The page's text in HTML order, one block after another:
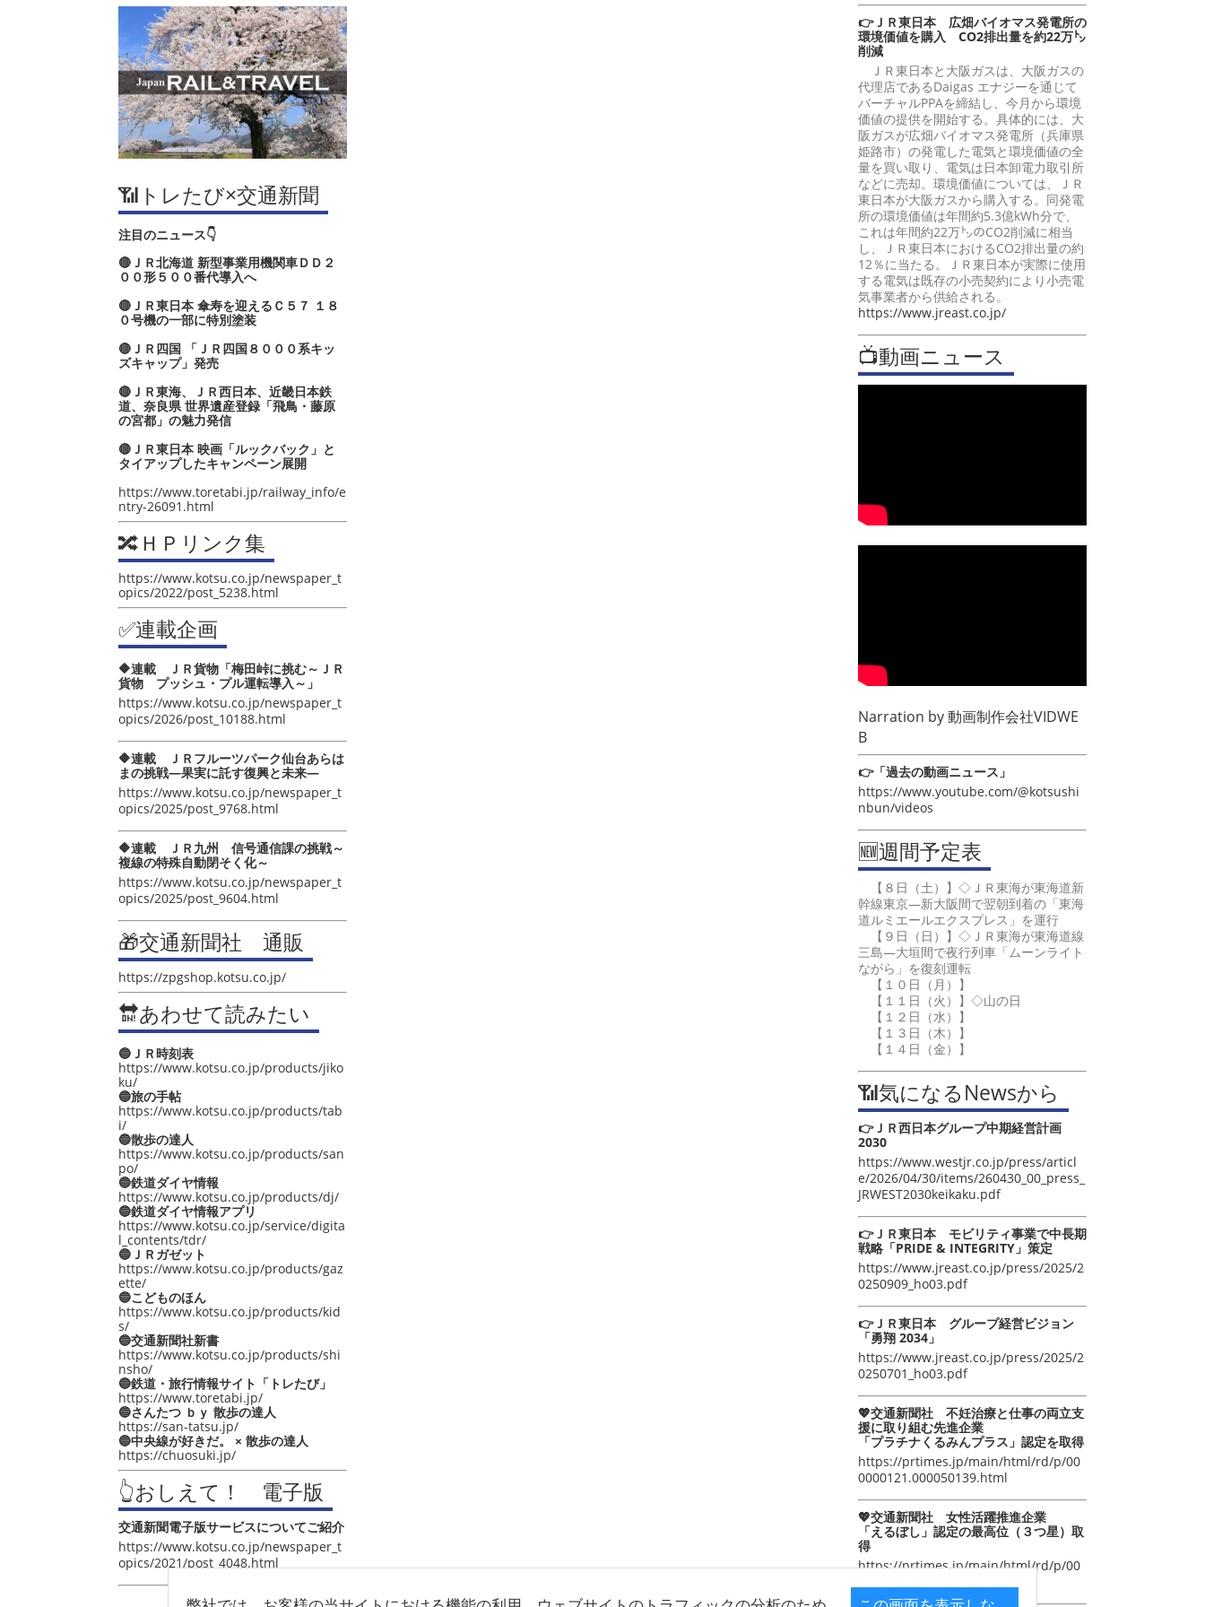
📶トレたび×交通新聞
注目のニュース👇
🔴ＪＲ北海道 新型事業用機関車ＤＤ２
００形５００番代導入へ
🔴ＪＲ東日本 傘寿を迎えるＣ５７ １８
０号機の一部に特別塗装
🔴ＪＲ四国 「ＪＲ四国８０００系キッ
ズキャップ」発売
🔴ＪＲ東海、ＪＲ西日本、近畿日本鉄
道、奈良県 世界遺産登録「飛鳥・藤原
の宮都」の魅力発信
🔴ＪＲ東日本 映画「ルックバック」と
タイアップしたキャンペーン展開
https://www.toretabi.jp/railway_info/e
ntry-26091.html
🔀ＨＰリンク集
https://www.kotsu.co.jp/newspaper_t
opics/2022/post_5238.html
✅連載企画
🔶連載 ＪＲ貨物「梅田峠に挑む～ＪＲ
貨物 プッシュ・プル運転導入～」
https://www.kotsu.co.jp/newspaper_t
opics/2026/post_10188.html
🔶連載 ＪＲフルーツパーク仙台あらは
まの挑戦―果実に託す復興と未来―
https://www.kotsu.co.jp/newspaper_t
opics/2025/post_9768.html
🔶連載 ＪＲ九州 信号通信課の挑戦～
複線の特殊自動閉そく化～
https://www.kotsu.co.jp/newspaper_t
opics/2025/post_9604.html
🎁交通新聞社 通販
https://zpgshop.kotsu.co.jp/
🔛あわせて読みたい
🔵ＪＲ時刻表
https://www.kotsu.co.jp/products/jiko
ku/
🔵旅の手帖
https://www.kotsu.co.jp/products/tab
i/
🔵散歩の達人
https://www.kotsu.co.jp/products/san
po/
🔵鉄道ダイヤ情報
https://www.kotsu.co.jp/products/dj/
🔵鉄道ダイヤ情報アプリ
https://www.kotsu.co.jp/service/digita
l_contents/tdr/
🔵ＪＲガゼット
https://www.kotsu.co.jp/products/gaz
ette/
🔵こどものほん
https://www.kotsu.co.jp/products/kid
s/
🔵交通新聞社新書
https://www.kotsu.co.jp/products/shi
nsho/
🔵鉄道・旅行情報サイト「トレたび」
https://www.toretabi.jp/
🔵さんたつ ｂｙ 散歩の達人
https://san-tatsu.jp/
🔵中央線が好きだ。 × 散歩の達人
https://chuosuki.jp/
👆おしえて！ 電子版
交通新聞電子版サービスについてご紹介
https://www.kotsu.co.jp/newspaper_t
opics/2021/post_4048.html
👉ＪＲ東日本 広畑バイオマス発電所の
環境価値を購入 CO2排出量を約22万㌧
削減
ＪＲ東日本と大阪ガスは、大阪ガスの
代理店であるDaigas エナジーを通じて
バーチャルPPAを締結し、今月から環境
価値の提供を開始する。具体的には、大
阪ガスが広畑バイオマス発電所（兵庫県
姫路市）の発電した電気と環境価値の全
量を買い取り、電気は日本卸電力取引所
などに売却。環境価値については、ＪＲ
東日本が大阪ガスから購入する。同発電
所の環境価値は年間約5.3億kWh分で、
これは年間約22万㌧のCO2削減に相当
し、ＪＲ東日本におけるCO2排出量の約
12％に当たる。ＪＲ東日本が実際に使用
する電気は既存の小売契約により小売電
気事業者から供給される。
https://www.jreast.co.jp/
📺動画ニュース
Narration by動画制作会社VIDWE
B
👉「過去の動画ニュース」
https://www.youtube.com/@kotsushi
nbun/videos
🆕週間予定表
【８日（土）】◇ＪＲ東海が東海道新
幹線東京―新大阪間で翌朝到着の「東海
道ルミエールエクスプレス」を運行
【９日（日）】◇ＪＲ東海が東海道線
三島―大垣間で夜行列車「ムーンライト
ながら」を復刻運転
【１０日（月）】
【１１日（火）】◇山の日
【１２日（水）】
【１３日（木）】
【１４日（金）】
📶気になるNewsから
👉ＪＲ西日本グループ中期経営計画
2030
https://www.westjr.co.jp/press/articl
e/2026/04/30/items/260430_00_press_
JRWEST2030keikaku.pdf
👉ＪＲ東日本 モビリティ事業で中長期
戦略「PRIDE & INTEGRITY」策定
https://www.jreast.co.jp/press/2025/2
0250909_ho03.pdf
👉ＪＲ東日本 グループ経営ビジョン
「勇翔 2034」
https://www.jreast.co.jp/press/2025/2
0250701_ho03.pdf
💖交通新聞社 不妊治療と仕事の両立支
援に取り組む先進企業
「プラチナくるみんプラス」認定を取得
https://prtimes.jp/main/html/rd/p/00
0000121.000050139.html
💖交通新聞社 女性活躍推進企業
「えるぼし」認定の最高位（３つ星）取
得
https://prtimes.jp/main/html/rd/p/00